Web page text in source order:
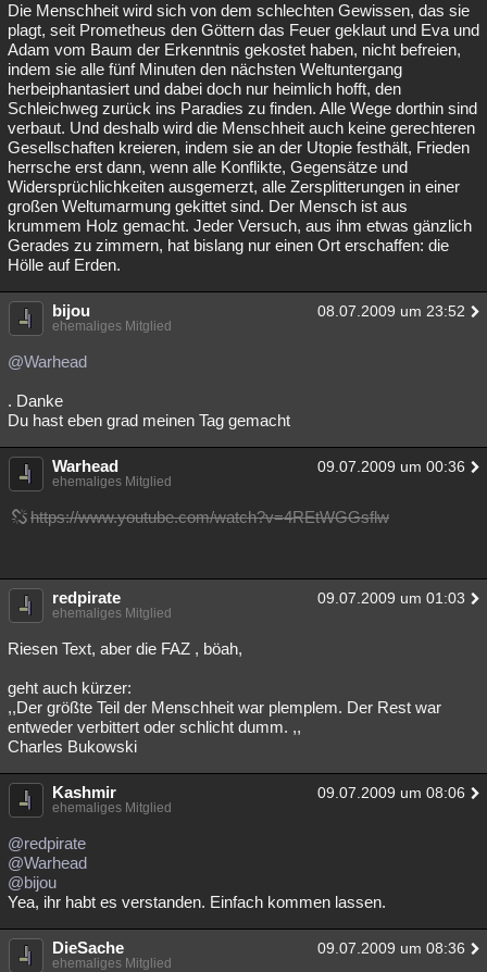
Die Menschheit wird sich von dem schlechten Gewissen, das sie
plagt, seit Prometheus den Göttern das Feuer geklaut und Eva und
Adam vom Baum der Erkenntnis gekostet haben, nicht befreien,
indem sie alle fünf Minuten den nächsten Weltuntergang
herbeiphantasiert und dabei doch nur heimlich hofft, den
Schleichweg zurück ins Paradies zu finden. Alle Wege dorthin sind
verbaut. Und deshalb wird die Menschheit auch keine gerechteren
Gesellschaften kreieren, indem sie an der Utopie festhält, Frieden
herrsche erst dann, wenn alle Konflikte, Gegensätze und
Widersprüchlichkeiten ausgemerzt, alle Zersplitterungen in einer
großen Weltumarmung gekittet sind. Der Mensch ist aus
krummem Holz gemacht. Jeder Versuch, aus ihm etwas gänzlich
Gerades zu zimmern, hat bislang nur einen Ort erschaffen: die
Hölle auf Erden.
bijou 08.07.2009 um 23:52
ehemaliges Mitglied
@Warhead
. Danke
Du hast eben grad meinen Tag gemacht
Warhead 09.07.2009 um 00:36
ehemaliges Mitglied
https://www.youtube.com/watch?v=4REtWGGsflw
redpirate 09.07.2009 um 01:03
ehemaliges Mitglied
Riesen Text, aber die FAZ , böah,
geht auch kürzer:
,,Der größte Teil der Menschheit war plemplem. Der Rest war
entweder verbittert oder schlicht dumm. ,,
Charles Bukowski
Kashmir 09.07.2009 um 08:06
ehemaliges Mitglied
@redpirate
@Warhead
@bijou
Yea, ihr habt es verstanden. Einfach kommen lassen.
DieSache 09.07.2009 um 08:36
ehemaliges Mitglied